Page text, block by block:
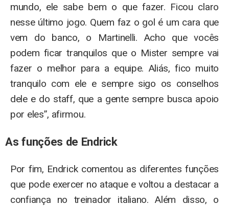
mundo, ele sabe bem o que fazer. Ficou claro
nesse último jogo. Quem faz o gol é um cara que
vem do banco, o Martinelli. Acho que vocês
podem ficar tranquilos que o Mister sempre vai
fazer o melhor para a equipe. Aliás, fico muito
tranquilo com ele e sempre sigo os conselhos
dele e do staff, que a gente sempre busca apoio
por eles”, afirmou.
As funções de Endrick
Por fim, Endrick comentou as diferentes funções
que pode exercer no ataque e voltou a destacar a
confiança no treinador italiano. Além disso, o